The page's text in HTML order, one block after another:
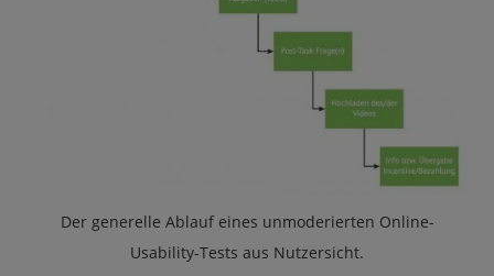
Der generelle Ablauf eines unmoderierten Online-
Usability-Tests aus Nutzersicht.